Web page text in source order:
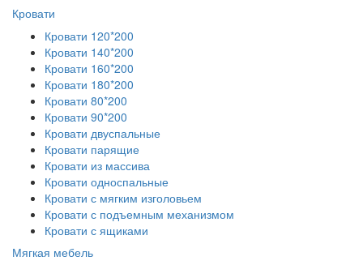
Кровати
Кровати 120*200
Кровати 140*200
Кровати 160*200
Кровати 180*200
Кровати 80*200
Кровати 90*200
Кровати двуспальные
Кровати парящие
Кровати из массива
Кровати односпальные
Кровати с мягким изголовьем
Кровати с подъемным механизмом
Кровати с ящиками
Мягкая мебель